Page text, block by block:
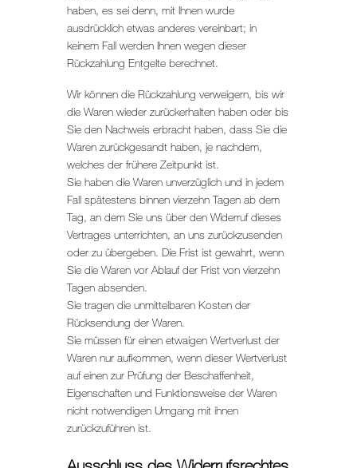
haben, es sei denn, mit Ihnen wurde
ausdrücklich etwas anderes vereinbart; in
keinem Fall werden Ihnen wegen dieser
Rückzahlung Entgelte berechnet.
Wir können die Rückzahlung verweigern, bis wir
die Waren wieder zurückerhalten haben oder bis
Sie den Nachweis erbracht haben, dass Sie die
Waren zurückgesandt haben, je nachdem,
welches der frühere Zeitpunkt ist.
Sie haben die Waren unverzüglich und in jedem
Fall spätestens binnen vierzehn Tagen ab dem
Tag, an dem Sie uns über den Widerruf dieses
Vertrages unterrichten, an uns zurückzusenden
oder zu übergeben. Die Frist ist gewahrt, wenn
Sie die Waren vor Ablauf der Frist von vierzehn
Tagen absenden.
Sie tragen die unmittelbaren Kosten der
Rücksendung der Waren.
Sie müssen für einen etwaigen Wertverlust der
Waren nur aufkommen, wenn dieser Wertverlust
auf einen zur Prüfung der Beschaffenheit,
Eigenschaften und Funktionsweise der Waren
nicht notwendigen Umgang mit ihnen
zurückzuführen ist.